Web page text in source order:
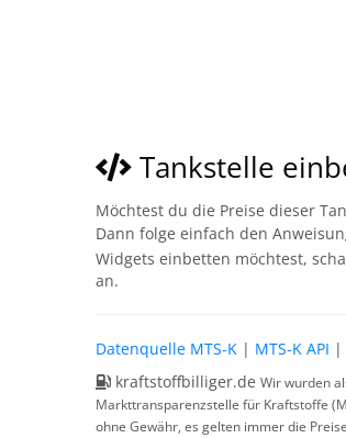
Tankstelle
Möchtest du die Preise dieser
Dann folge einfach den
Widgets einbetten möchtest,
an.
Datenquelle MTS-K | MTS-K API |
kraftstoffbilliger.de Wir wurden
Markttransparenzstelle für Kraftstoffe
ohne Gewähr, es gelten immer die